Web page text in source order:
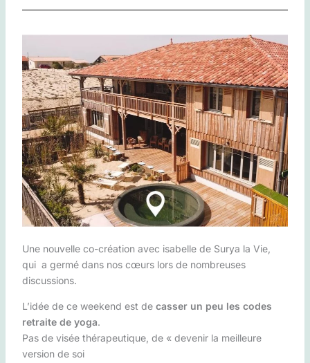
Une nouvelle co-création avec isabelle de Surya la Vie,
qui a germé dans nos cœurs lors de nombreuses
discussions.
L’idée de ce weekend est de casser un peu les codes
retraite de yoga.
Pas de visée thérapeutique, de « devenir la meilleure
version de soi